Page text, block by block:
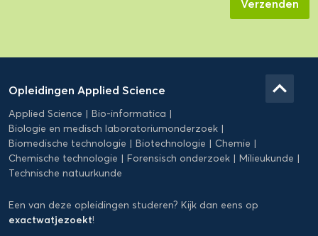
Applied
Science
Opleidingen Applied Science
Applied Science
Bio-informatica
Biologie en medisch laboratoriumonderzoek
Biomedische technologie
Biotechnologie
Chemie
Chemische technologie
Forensisch onderzoek
Milieukunde
Technische natuurkunde
Een van deze opleidingen studeren? Kijk dan eens op
exactwatjezoekt!
keyboard_arrow_up